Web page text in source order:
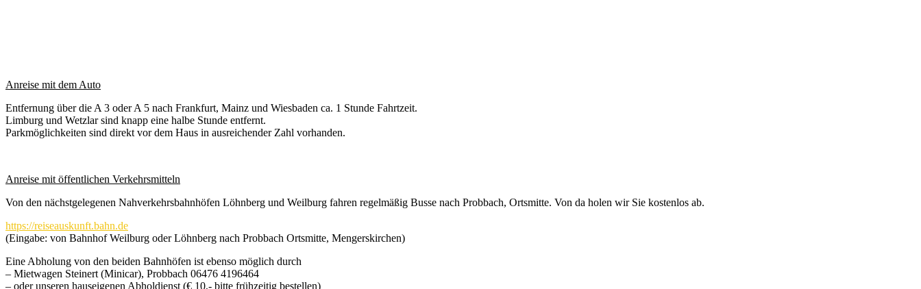
Anreise mit dem Auto
Entfernung über die A 3 oder A 5 nach Frankfurt, Mainz und Wiesbaden ca. 1 Stunde Fahrtzeit.
Limburg und Wetzlar sind knapp eine halbe Stunde entfernt.
Parkmöglichkeiten sind direkt vor dem Haus in ausreichender Zahl vorhanden.
Anreise mit öffentlichen Verkehrsmitteln
Von den nächstgelegenen Nahverkehrsbahnhöfen Löhnberg und Weilburg fahren regelmäßig Busse nach Probbach, Ortsmitte. Von da holen wir Sie kostenlos ab.
https://reiseauskunft.bahn.de
(Eingabe: von Bahnhof Weilburg oder Löhnberg nach Probbach Ortsmitte, Mengerskirchen)
Eine Abholung von den beiden Bahnhöfen ist ebenso möglich durch
– Mietwagen Steinert (Minicar), Probbach 06476 4196464
– oder unseren hauseigenen Abholdienst (€ 10,- bitte frühzeitig bestellen)